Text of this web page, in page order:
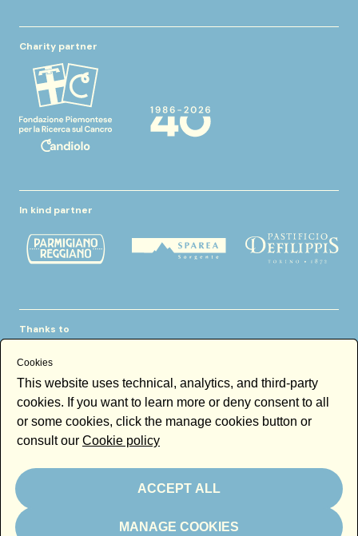
Charity partner
In kind partner
Thanks to
Newsletter
Email
Cookies
This website uses technical, analytics, and third-party
cookies. If you want to learn more or deny consent to all
or some cookies, click the manage cookies button or
consult our Cookie policy
ACCEPT ALL
MANAGE COOKIES